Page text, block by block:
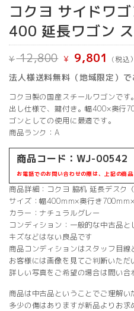
コクヨ サイドワ
400 延長ワゴン
¥12,800 元
の
価
格
¥ 12,800
で
し
た。
¥ 9,801 現
在
の
価
は
¥
で
す。
(税込）
法人様送料無料（地域限定）で
コクヨ製の国産スチールワゴンで
出し仕様で、鍵付き。幅400×奥行
ゴンとしての使用に最適です。
商品ランク：A
商品コード：WJ-00542
お電話でのお問い合わせの際は、上記の商
商品詳細：コクヨ 脇机 延長デスク
サイズ：幅400mm×奥行き
カラー：ナチュラルグレー
コンディション：一般的な中古品
キズなどはない良品です
商品コンディションはスタッフ目線
お客様には画像を見てご判断いただ
詳しい写真をご希望の場合は問い合
商品は中古品ということでご理解
多少の傷はありますが新品よりお